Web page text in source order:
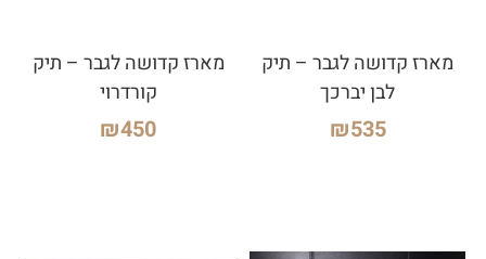
מארז קדושה לגבר – תיק
לבן יברכך
₪535
מארז קדושה לגבר – תיק
קורדרוי
₪450